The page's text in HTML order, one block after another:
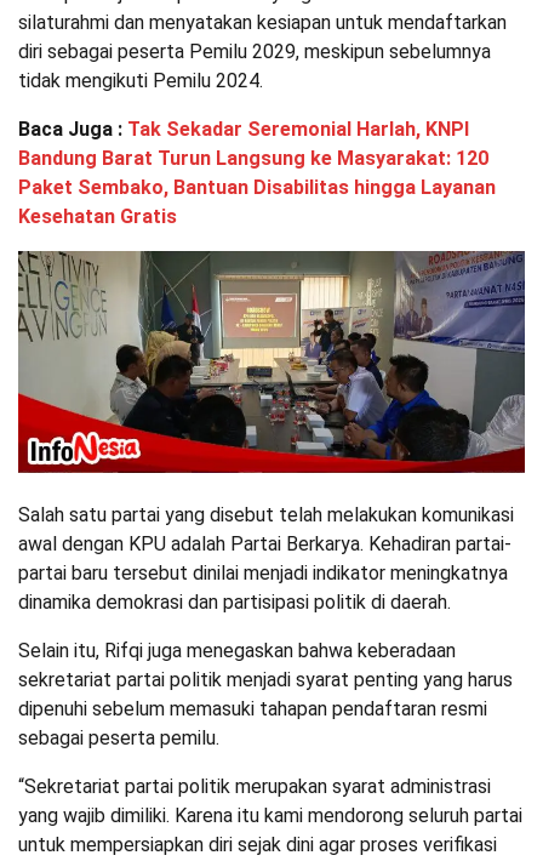
silaturahmi dan menyatakan kesiapan untuk mendaftarkan
diri sebagai peserta Pemilu 2029, meskipun sebelumnya
tidak mengikuti Pemilu 2024.
Baca Juga : Tak Sekadar Seremonial Harlah, KNPI
Bandung Barat Turun Langsung ke Masyarakat: 120
Paket Sembako, Bantuan Disabilitas hingga Layanan
Kesehatan Gratis
Salah satu partai yang disebut telah melakukan komunikasi
awal dengan KPU adalah Partai Berkarya. Kehadiran partai-
partai baru tersebut dinilai menjadi indikator meningkatnya
dinamika demokrasi dan partisipasi politik di daerah.
Selain itu, Rifqi juga menegaskan bahwa keberadaan
sekretariat partai politik menjadi syarat penting yang harus
dipenuhi sebelum memasuki tahapan pendaftaran resmi
sebagai peserta pemilu.
“Sekretariat partai politik merupakan syarat administrasi
yang wajib dimiliki. Karena itu kami mendorong seluruh partai
untuk mempersiapkan diri sejak dini agar proses verifikasi